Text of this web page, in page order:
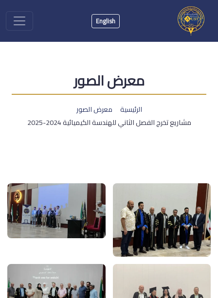
English
معرض الصور
الرئيسية
معرض الصور
مشاريع تخرج الفصل الثاني للهندسة الكيميائية 2024-2025